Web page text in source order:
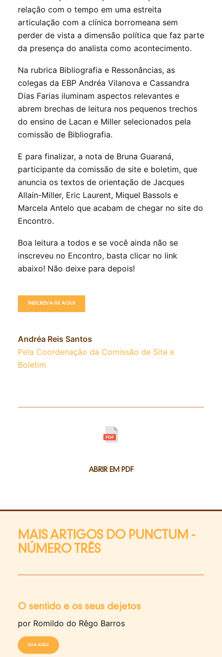
relação com o tempo em uma estreita
articulação com a clínica borromeana sem
perder de vista a dimensão política que faz parte
da presença do analista como acontecimento.
Na rubrica Bibliografia e Ressonâncias, as
colegas da EBP Andréa Vilanova e Cassandra
Dias Farias iluminam aspectos relevantes e
abrem brechas de leitura nos pequenos trechos
do ensino de Lacan e Miller selecionados pela
comissão de Bibliografia.
E para finalizar, a nota de Bruna Guaraná,
participante da comissão de site e boletim, que
anuncia os textos de orientação de Jacques
Allain-Miller, Eric Laurent, Miquel Bassols e
Marcela Antelo que acabam de chegar no site do
Encontro.
Boa leitura a todos e se você ainda não se
inscreveu no Encontro, basta clicar no link
abaixo! Não deixe para depois!
INSCREVA-SE AQUI
Andréa Reis Santos
Pela Coordenação da Comissão de Site e
Boletim
ABRIR EM PDF
MAIS ARTIGOS DO PUNCTUM -
NÚMERO TRÊS
O sentido e os seus dejetos
por Romildo do Rêgo Barros
LEIA AQUI